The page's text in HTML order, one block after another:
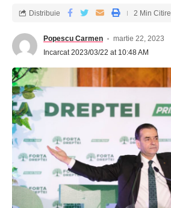
Popescu Carmen
martie 22, 2023
Incarcat 2023/03/22 at 10:48 AM
Distribuie 2 Min Citire